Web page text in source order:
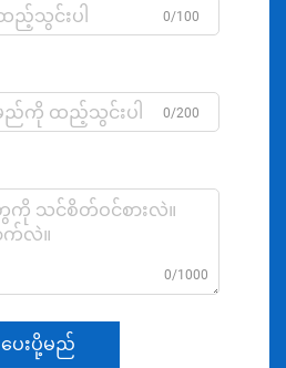
0/100
0/200
0/1000
ပေးပို့မည်